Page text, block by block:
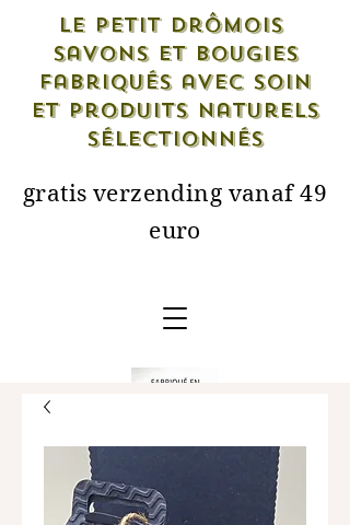
Le petit drômois
savons et bougies
fabriqués avec soin
et produits naturels
sélectionnés
gratis verzending vanaf 49
euro